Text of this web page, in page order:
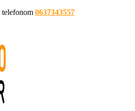
telefonom 0637343557